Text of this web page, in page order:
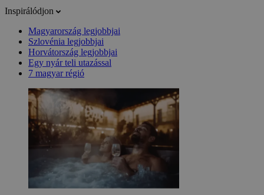
Inspirálódjon
Magyarország legjobbjai
Szlovénia legjobbjai
Horvátország legjobbjai
Egy nyár teli utazással
7 magyar régió